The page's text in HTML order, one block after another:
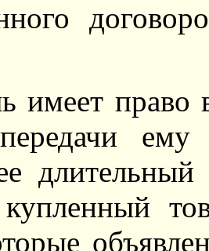
имеет право
ему
купленный